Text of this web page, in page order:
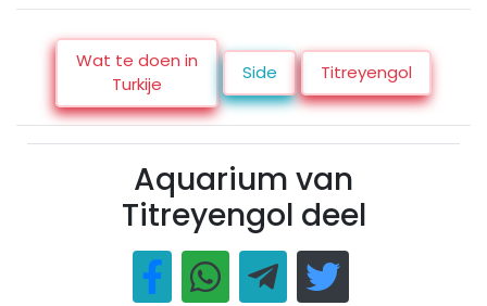
Wat te doen in
Turkije
Side Titreyengol
Aquarium van
Titreyengol deel